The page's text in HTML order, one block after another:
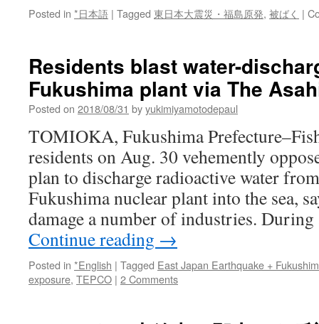
Posted in *日本語 | Tagged 東日本大震災・福島原発, 被ばく |
Residents blast water-
Fukushima plant via The
Posted on 2018/08/31 byyukimiyamotodepaul
TOMIOKA, Fukushima
residents on Aug. 30 vehemently
plan to discharge radioactive water
Fukushima nuclear plant into the sea,
damage a number of industries.
Continue reading →
Posted in *English | Tagged East Japan Earthquake +
exposure, TEPCO | 2 Comments